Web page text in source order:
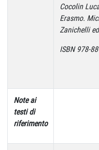
Cocolin
Erasmo.
Zanichelli
ISBN 978-
Note ai
testi di
riferimento